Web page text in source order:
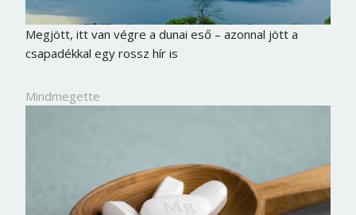
Megjött, itt van végre a dunai eső – azonnal jött a
csapadékkal egy rossz hír is
Mindmegette